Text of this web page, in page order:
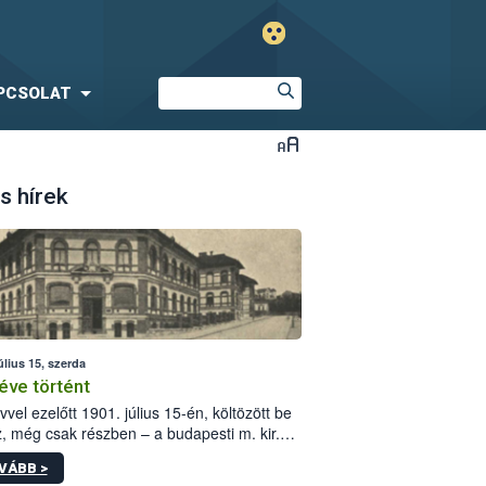
hírek
15, szerda
történt
ezelőtt 1901. július 15-én, költözött be
még csak részben – a budapesti m. kir.
állomás a Kis Rókus utca
alatti, Czigler Győző által tervezett új
>